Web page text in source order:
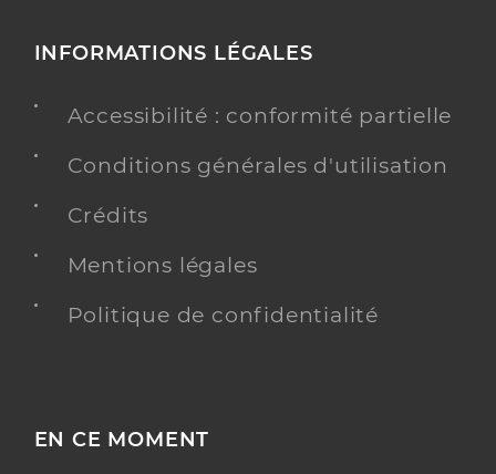
INFORMATIONS LÉGALES
Accessibilité : conformité partielle
Conditions générales d'utilisation
Crédits
Mentions légales
Politique de confidentialité
EN CE MOMENT